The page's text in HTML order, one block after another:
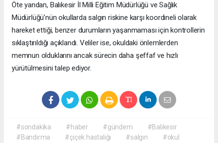
Öte yandan, Balıkesir İl Milli Eğitim Müdürlüğü ve Sağlık
Müdürlüğü’nün okullarda salgın riskine karşı koordineli olarak
hareket ettiği, benzer durumların yaşanmaması için kontrollerin
sıklaştırıldığı açıklandı. Veliler ise, okuldaki önlemlerden
memnun olduklarını ancak sürecin daha şeffaf ve hızlı
yürütülmesini talep ediyor.
#sondakika #haber #gündem
#Balıkesir
#Bandırma
#çiçek hastalığı #salgın
#okul